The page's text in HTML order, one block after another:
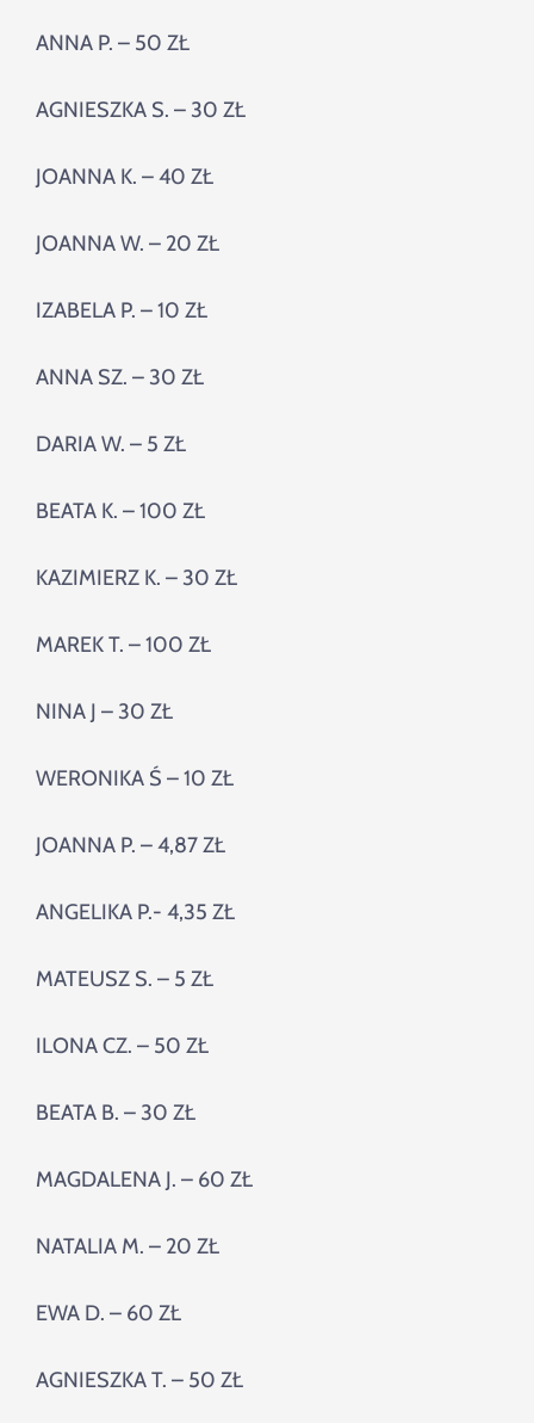
ANNA P. – 50 ZŁ
AGNIESZKA S. – 30 ZŁ
JOANNA K. – 40 ZŁ
JOANNA W. – 20 ZŁ
IZABELA P. – 10 ZŁ
ANNA SZ. – 30 ZŁ
DARIA W. – 5 ZŁ
BEATA K. – 100 ZŁ
KAZIMIERZ K. – 30 ZŁ
MAREK T. – 100 ZŁ
NINA J – 30 ZŁ
WERONIKA Ś – 10 ZŁ
JOANNA P. – 4,87 ZŁ
ANGELIKA P.- 4,35 ZŁ
MATEUSZ S. – 5 ZŁ
ILONA CZ. – 50 ZŁ
BEATA B. – 30 ZŁ
MAGDALENA J. – 60 ZŁ
NATALIA M. – 20 ZŁ
EWA D. – 60 ZŁ
AGNIESZKA T. – 50 ZŁ